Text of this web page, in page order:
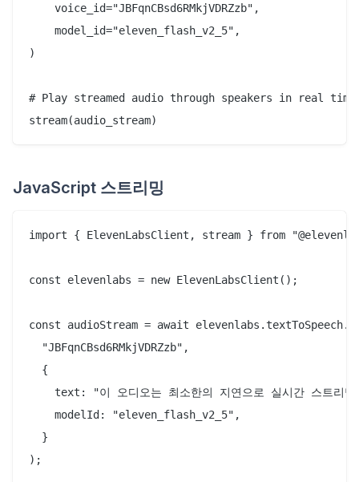
    voice_id="JBFqnCBsd6RMkjVDRZzb",
    model_id="eleven_flash_v2_5",
)
# Play streamed audio through speakers in real time
JavaScript 스트리밍
import { ElevenLabsClient, stream } from
const elevenlabs = new ElevenLabsClient();
const audioStream = await
  "JBFqnCBsd6RMkjVDRZzb",
  {
text: "이 오디오는 최소한의 지연으로 실시간 스트리
    modelId: "eleven_flash_v2_5",
  }
);